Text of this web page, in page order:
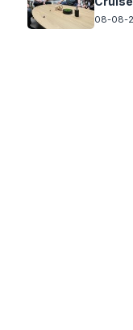
08-08-